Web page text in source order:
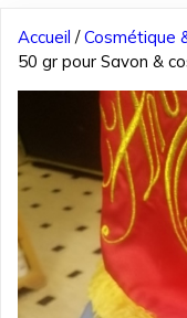
Accueil /Cosmétique
50 gr pour Savon &